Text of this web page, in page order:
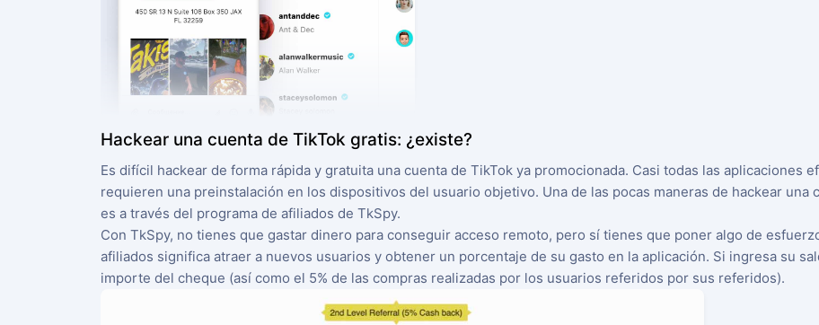
Hackear una cuenta de TikTok gratis: ¿existe?
Es difícil hackear de forma rápida y gratuita una cuenta de TikTok ya promocionada. Casi todas las aplicaciones
requieren una preinstalación en los dispositivos del usuario objetivo. Una de las pocas maneras de hackear una
es a través del programa de afiliados de TkSpy.
Con TkSpy, no tienes que gastar dinero para conseguir acceso remoto, pero sí tienes que poner algo de
afiliados significa atraer a nuevos usuarios y obtener un porcentaje de su gasto en la aplicación. Si ingresa su
importe del cheque (así como el 5% de las compras realizadas por los usuarios referidos por sus referidos).